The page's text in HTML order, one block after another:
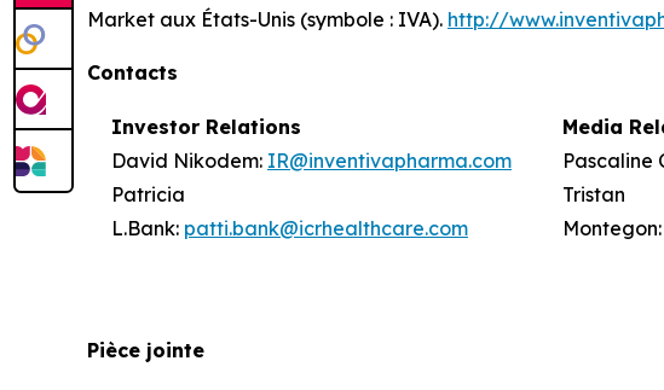
Market aux États-Unis (symbole : IVA). http://
Contacts
Investor Relations
David Nikodem: IR@inventivapharma.com
Patricia
L.Bank: patti.bank@icrhealthcare.com
Media
Pascaline
Montegon:
Pièce jointe